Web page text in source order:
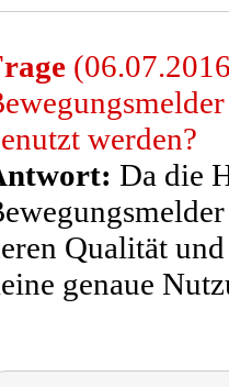
werden?
Da die
Qualität
genaue